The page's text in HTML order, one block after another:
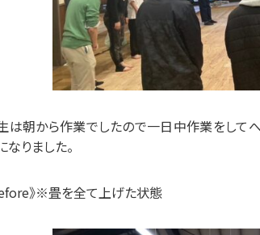
は朝から作業でしたので一日中作業をして
なりました。
》※畳を全て上げた状態